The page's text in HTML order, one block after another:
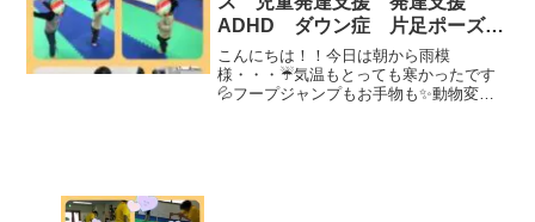
ADHD ダウン症 片足ポーズ
流山 新松戸 松戸
こんにちは！！今日は朝から雨模
様・・・☔気温もとっても寒かったです
💦フープジャンプもお手物も✨動物変身